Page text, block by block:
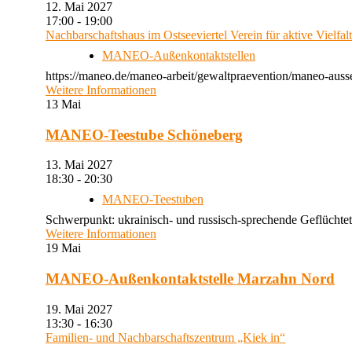
12. Mai 2027
17:00 - 19:00
Nachbarschaftshaus im Ostseeviertel Verein für aktive
MANEO-Außenkontaktstellen
https://maneo.de/maneo-arbeit/gewaltpraevention/maneo-
Weitere Informationen
13 Mai
MANEO-Teestube Schöneberg
13. Mai 2027
18:30 - 20:30
MANEO-Teestuben
Schwerpunkt: ukrainisch- und russisch-sprechende
Weitere Informationen
19 Mai
MANEO-Außenkontaktstelle Marzahn Nord
19. Mai 2027
13:30 - 16:30
Familien- und Nachbarschaftszentrum „Kiek in“